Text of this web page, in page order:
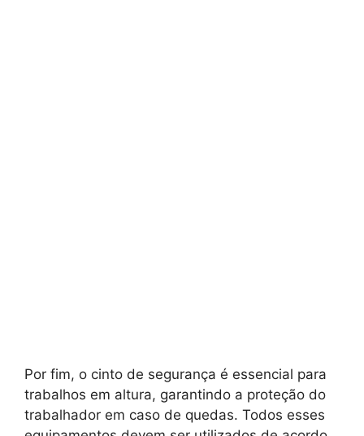
Por fim, o cinto de segurança é essencial para
trabalhos em altura, garantindo a proteção do
trabalhador em caso de quedas. Todos esses